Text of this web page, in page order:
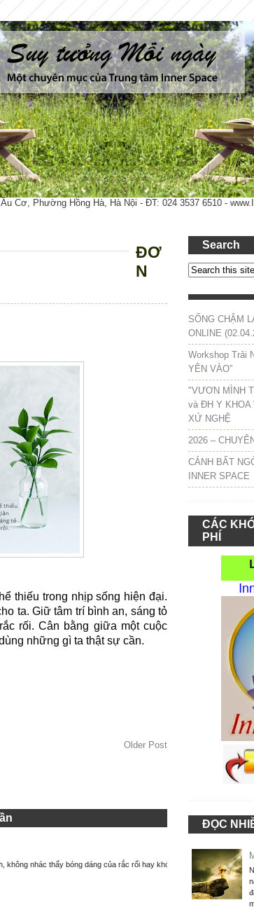
Cơ, Phường Hồng Hà, Hà Nội - ĐT: 024 3537 6510 -
ĐƠ
N
thiếu trong nhịp sống hiện đại.
ta. Giữ tâm trí bình an, sáng tỏ
rối. Cân bằng giữa một cuộc
những gì ta thật sự cần.
Older Post
không nhác thấy bóng dáng của rắc rối hay khó
Search
SỐNG CHẬM
ONLINE
Workshop Trải
YÊN VÀO”
"VƯƠN MÌNH
và ĐH Y KHOA
XỨ NGHỆ
2026 –
CẢNH BẤT
INNER SPACE
CÁC
PHÍ
ĐỌC